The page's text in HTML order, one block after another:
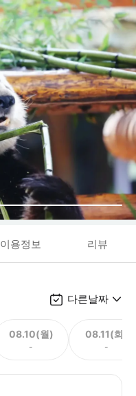
이용정보 리뷰
다른날짜
08.10(월)
-
08.11(화)
-